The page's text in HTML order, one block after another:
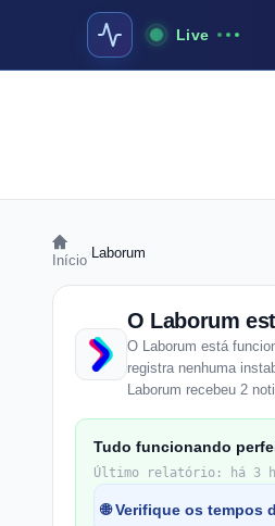
Live
Início Laborum
O Laborum
O Laborum está
registra nenhuma
Laborum recebeu 2
Tudo funcionando
Último relatório: há 3
🌐 Verifique os tempos